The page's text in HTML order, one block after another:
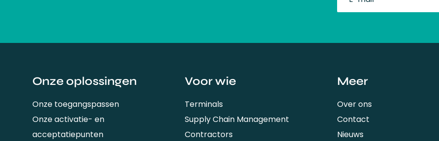
Onze oplossingen
Onze toegangspassen
Onze activatie- en
acceptatiepunten
Voor wie
Terminals
Supply Chain Management
Contractors
Meer
Over ons
Contact
Nieuws